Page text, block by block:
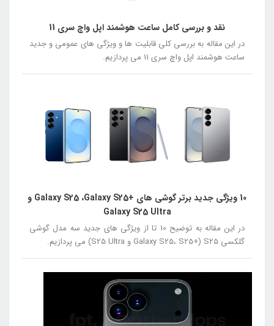
نقد و بررسی کامل ساعت هوشمند اپل واچ سری 11
در این مقاله به بررسی کلی قابلیت ها و ویژگی های عمومی و جدید
ساعت هوشمند اپل واچ سری 11 می پردازیم.
10 ویژگی جدید برتر گوشی های +Galaxy S25 ،Galaxy S25 و
Galaxy S25 Ultra
در این مقاله به توضیح 10 تا از ویژگی های جدید سه مدل گوشی
گلکسی S25 (+Galaxy S25، S25 و S25 Ultra) می پردازیم.